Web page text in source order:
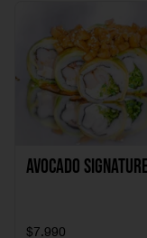
AVOCADO
$7.990